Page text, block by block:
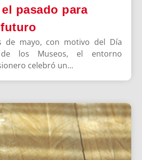
pasado para
de mayo, con motivo del Día
de los Museos, el entorno
celebró un...